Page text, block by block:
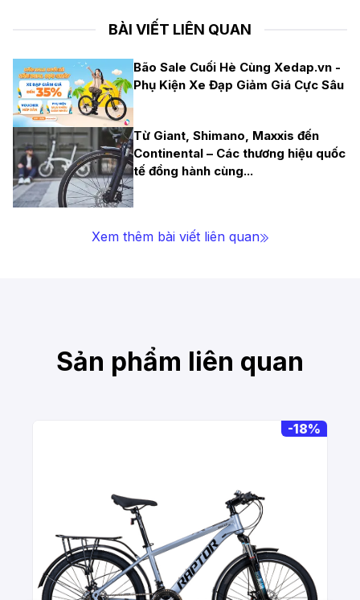
BÀI VIẾT LIÊN QUAN
Bão Sale Cuối Hè Cùng Xedap.vn -
Phụ Kiện Xe Đạp Giảm Giá Cực Sâu
Từ Giant, Shimano, Maxxis đến
Continental – Các thương hiệu quốc
tế đồng hành cùng...
Xem thêm bài viết liên quan
Sản phẩm liên quan
-18%